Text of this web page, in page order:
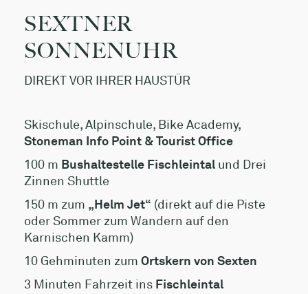
SEXTNER
SONNENUHR
DIREKT VOR IHRER HAUSTÜR
Skischule, Alpinschule, Bike Academy,
Stoneman Info Point & Tourist Office
100 m Bushaltestelle Fischleintal und Drei
Zinnen Shuttle
150 m zum „Helm Jet“ (direkt auf die Piste
oder Sommer zum Wandern auf den
Karnischen Kamm)
10 Gehminuten zum Ortskern von Sexten
3 Minuten Fahrzeit ins Fischleintal